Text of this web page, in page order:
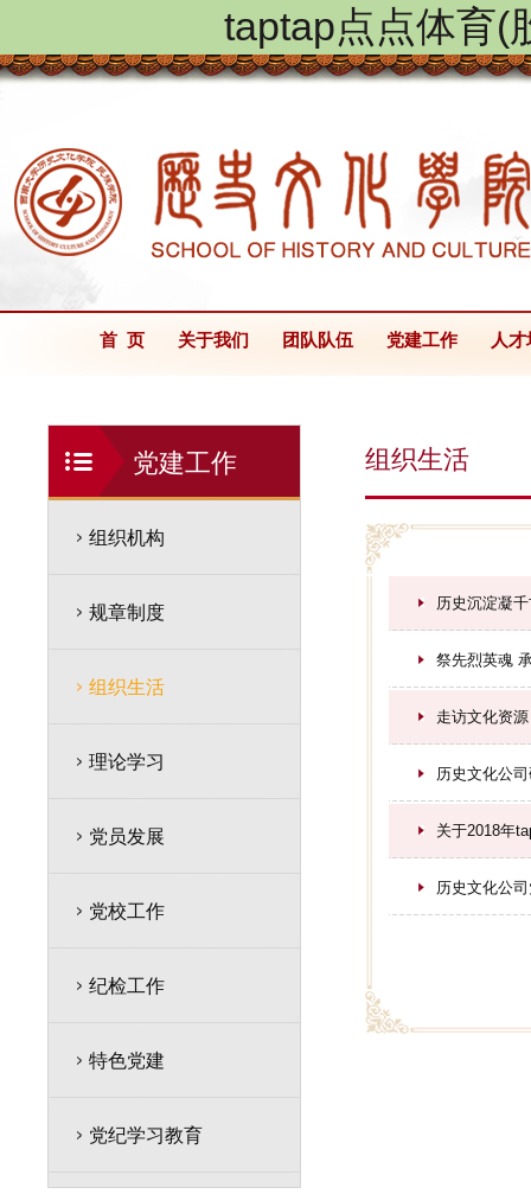
taptap点点体育(
首 页 关于我们 团队队伍 党建工作 人
党建工作
组织机构
规章制度
组织生活
理论学习
党员发展
党校工作
纪检工作
特色党建
党纪学习教育
组织生活
历史沉淀凝
祭先烈英魂
走访文化资
历史文化公
关于2018年
历史文化公